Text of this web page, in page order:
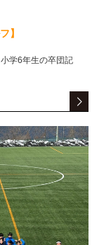
】
学6年生の卒団記